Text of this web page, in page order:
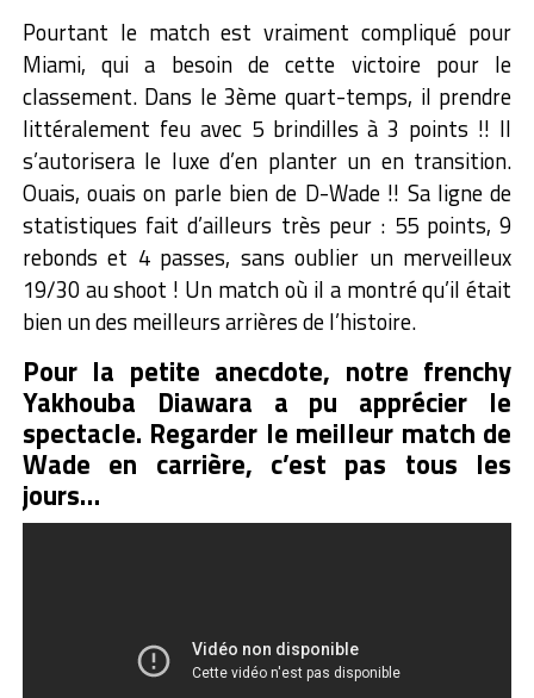
Pourtant le match est vraiment compliqué pour
Miami, qui a besoin de cette victoire pour le
classement. Dans le 3ème quart-temps, il prendre
littéralement feu avec 5 brindilles à 3 points !! Il
s’autorisera le luxe d’en planter un en transition.
Ouais, ouais on parle bien de D-Wade !! Sa ligne de
statistiques fait d’ailleurs très peur : 55 points, 9
rebonds et 4 passes, sans oublier un merveilleux
19/30 au shoot ! Un match où il a montré qu’il était
bien un des meilleurs arrières de l’histoire.
Pour la petite anecdote, notre frenchy
Yakhouba Diawara a pu apprécier le
spectacle. Regarder le meilleur match de
Wade en carrière, c’est pas tous les
jours…